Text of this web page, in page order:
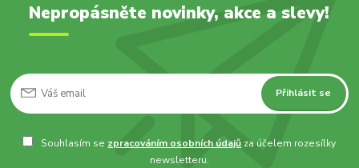
Nepropásněte novinky, akce a slevy!
Přihlásit se
Souhlasím se zpracováním osobních údajů za účelem rozesílky
newsletteru.